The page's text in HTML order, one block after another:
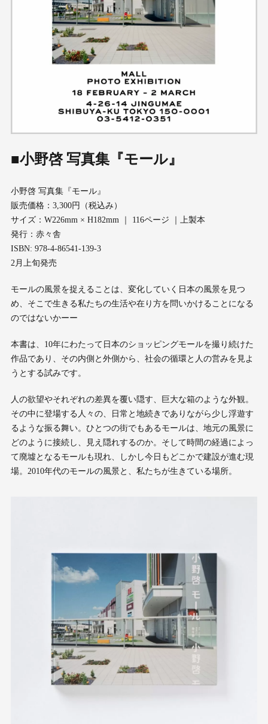
■小野啓 写真集『モール』
小野啓 写真集『モール』
販売価格：3,300円（税込み）
サイズ：W226mm × H182mm ｜ 116ページ ｜上製本
発行：赤々舎
ISBN: 978-4-86541-139-3
2月上旬発売
モールの風景を捉えることは、変化していく日本の風景を見つ
め、そこで生きる私たちの生活や在り方を問いかけることになる
のではないかーー
本書は、10年にわたって日本のショッピングモールを撮り続けた
作品であり、その内側と外側から、社会の循環と人の営みを見よ
うとする試みです。
人の欲望やそれぞれの差異を覆い隠す、巨大な箱のような外観。
その中に登場する人々の、日常と地続きでありながら少し浮遊す
るような振る舞い。ひとつの街でもあるモールは、地元の風景に
どのように接続し、見え隠れするのか。そして時間の経過によっ
て廃墟となるモールも現れ、しかし今日もどこかで建設が進む現
場。2010年代のモールの風景と、私たちが生きている場所。